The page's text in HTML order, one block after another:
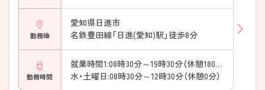
勤務地
愛知県日進市
名鉄豊田線「日進(愛知)駅」徒歩8分
勤務時間
就業時間1:08時30分～19時30分（休憩180分）
水・土曜日:08時30分～12時30分（休憩0分）